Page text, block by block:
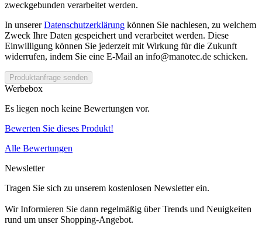
zweckgebunden verarbeitet werden.
In unsererDatenschutzerklärung können Sie nachlesen, zu welchem
Zweck Ihre Daten gespeichert und verarbeitet werden. Diese
Einwilligung können Sie jederzeit mit Wirkung für die Zukunft
widerrufen, indem Sie eine E-Mail an info@manotec.de schicken.
Produktanfrage senden
Werbebox
Es liegen noch keine Bewertungen vor.
Bewerten Sie dieses Produkt!
Alle Bewertungen
Newsletter
Tragen Sie sich zu unserem kostenlosen Newsletter ein.
Wir Informieren Sie dann regelmäßig über Trends und Neuigkeiten
rund um unser Shopping-Angebot.